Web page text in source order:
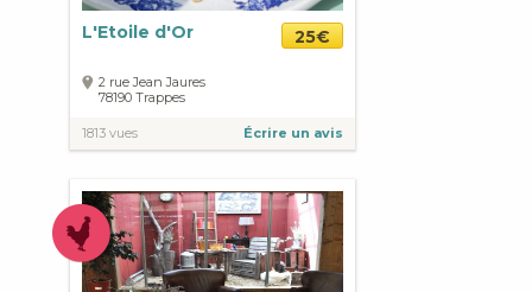
L'Etoile d'Or 25€
2 rue Jean Jaures
78190 Trappes
1813 vues Écrire un avis